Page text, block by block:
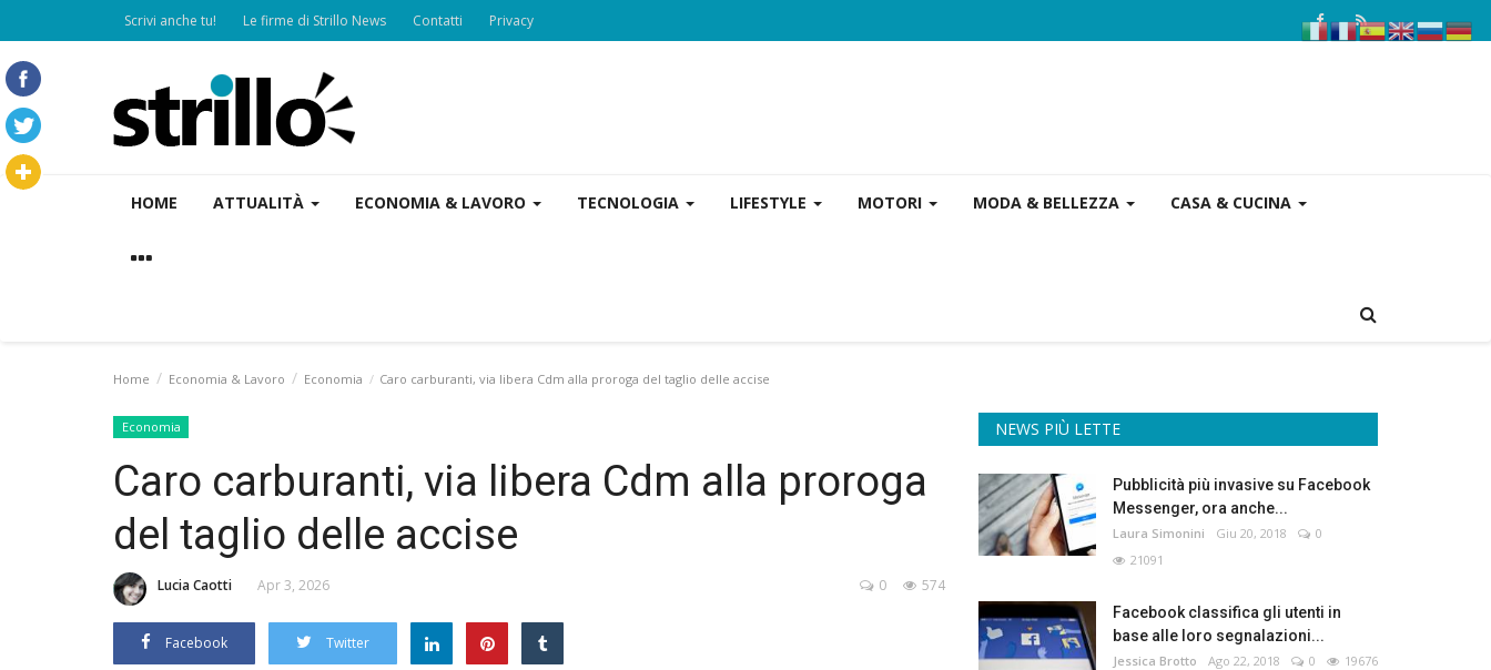
Scrivi anche tu! Le firme di Strillo News Contatti Privacy
HOME ATTUALITÀ ECONOMIA & LAVORO TECNOLOGIA LIFESTYLE MOTORI MODA & BELLEZZA CASA & CUCINA
Home Economia & Lavoro Economia Caro carburanti, via libera Cdm alla proroga del taglio delle accise
Economia
Caro carburanti, via libera Cdm alla proroga
del taglio delle accise
Lucia Caotti Apr 3, 2026 574
0
Facebook Twitter
NEWS PIÙ LETTE
Pubblicità più invasive su Facebook
Messenger, ora anche...
Laura Simonini Giu 20, 2018
0
21091
Facebook classifica gli utenti in
base alle loro segnalazioni...
Jessica Brotto Ago 22, 2018 0 19676